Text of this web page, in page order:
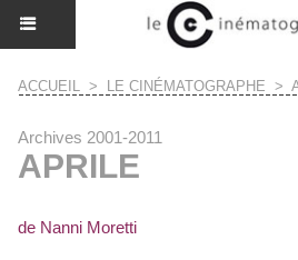
ACCUEIL > LE CINÉMATOGRAPHE >
Archives 2001-2011
APRILE
de Nanni Moretti